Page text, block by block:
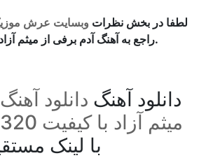
لطفا در بخش نظرات وبسایت عرش
راجع به آهنگ آدم برفی از میثم آزاد برای ما بنویسید.
دانلود آهنگ دانلود
میثم آزاد با کیفیت 320 + متن آهنگ
با لینک